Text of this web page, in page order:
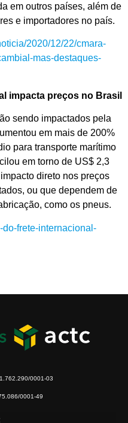
em outros países, além de
e importadores no país.
2020/12/22/cmara-
mas-destaques-
impacta preços no Brasil
sendo impactados pela
em mais de 200%
para transporte marítimo
em torno de US$ 2,3
direto nos preços
ou que dependem de
como os pneus.
do-frete-internacional-
0001-03
0001-49